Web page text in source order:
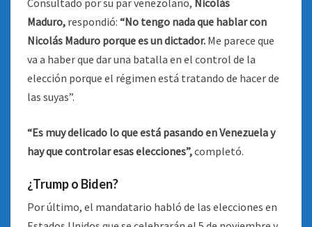
Consultado por su par venezolano, Nicolás
Maduro, respondió: “No tengo nada que hablar con
Nicolás Maduro porque es un dictador. Me parece que
va a haber que dar una batalla en el control de la
elección porque el régimen está tratando de hacer de
las suyas”.
“Es muy delicado lo que está pasando en Venezuela y
hay que controlar esas elecciones”,completó.
¿Trump o Biden?
Por último, el mandatario habló de las elecciones en